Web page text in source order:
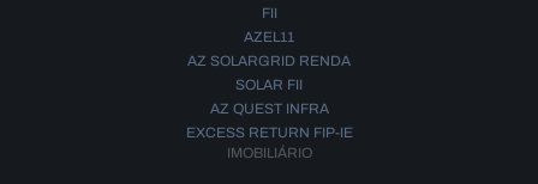
FII
AZEL11
AZ SOLARGRID RENDA
SOLAR FII
AZ QUEST INFRA
EXCESS RETURN FIP-IE
IMOBILIÁRIO